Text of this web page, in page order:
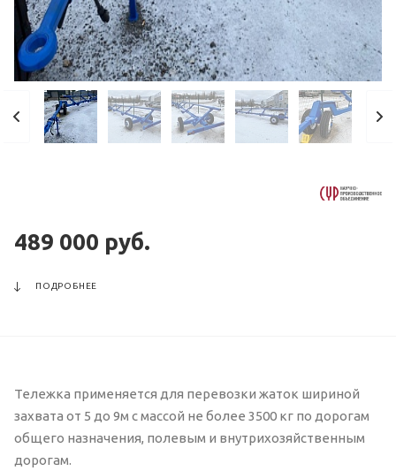
489 000 руб.
ПОДРОБНЕЕ
Тележка применяется для перевозки жаток шириной
захвата от 5 до 9м с массой не более 3500 кг по дорогам
общего назначения, полевым и внутрихозяйственным
дорогам.